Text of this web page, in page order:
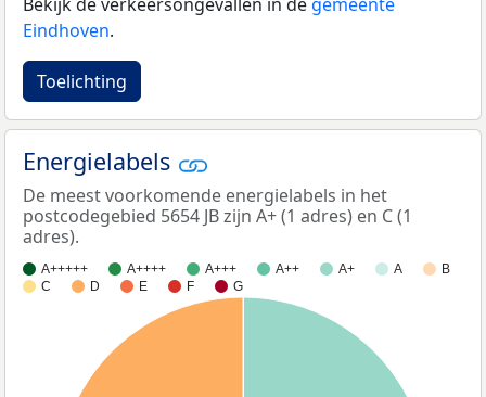
Eindhoven.
Toelichting
Energielabels
De meest voorkomende energielabels in het
postcodegebied 5654 JB zijn A+ (1 adres) en C (1
adres).
A+++++ A++++ A+++ A++ A+ A
B
C
D E F G